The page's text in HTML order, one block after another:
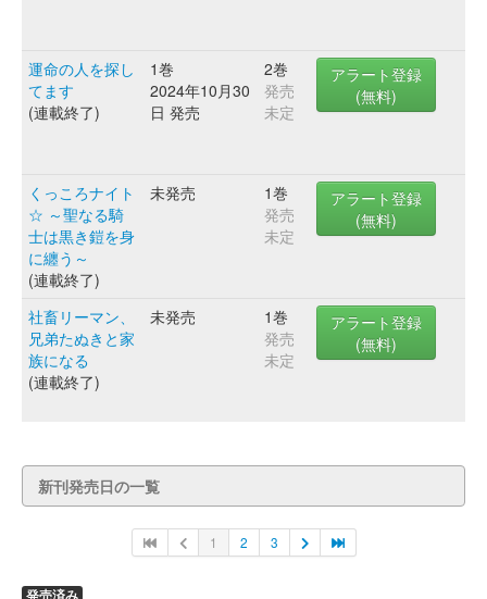
運命の人を探し
てます
(連載終了)
1巻
2024年10月30
日 発売
2巻
発売
未定
アラート登録
(無料)
くっころナイト
☆ ～聖なる騎
士は黒き鎧を身
に纏う～
(連載終了)
未発売
1巻
発売
未定
アラート登録
(無料)
社畜リーマン、
兄弟たぬきと家
族になる
(連載終了)
未発売
1巻
発売
未定
アラート登録
(無料)
新刊発売日の一覧
1 2 3
発売済み